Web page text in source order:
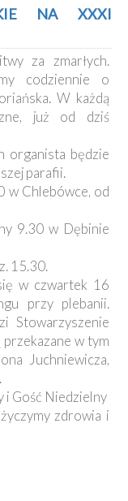
NA XXXI
za zmarłych.
codziennie o
W każdą
już od dziś
organista będzie
parafii.
w Chlebówce, od
9.30 w Dębinie
15.30.
w czwartek 16
przy plebanii.
Stowarzyszenie
w tym
Juchniewicza,
i Gość Niedzielny
zdrowia i